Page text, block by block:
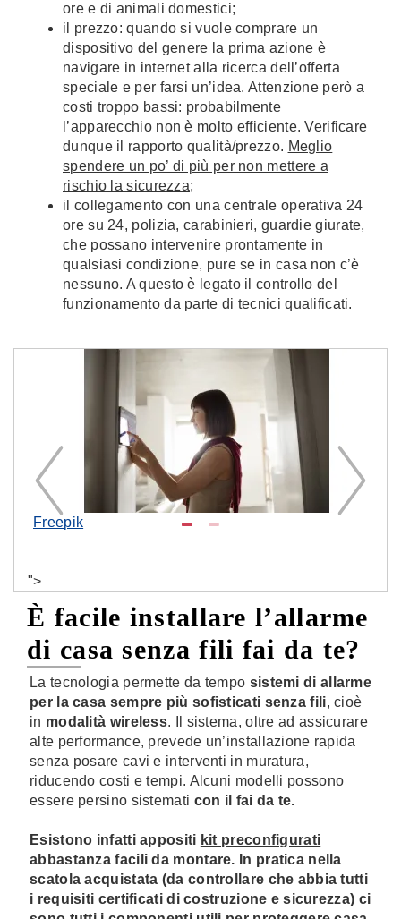
ore e di animali domestici;
il prezzo: quando si vuole comprare un
dispositivo del genere la prima azione è
navigare in internet alla ricerca dell’offerta
speciale e per farsi un’idea. Attenzione però a
costi troppo bassi: probabilmente
l’apparecchio non è molto efficiente. Verificare
dunque il rapporto qualità/prezzo. Meglio
spendere un po’ di più per non mettere a
rischio la sicurezza;
il collegamento con una centrale operativa 24
ore su 24, polizia, carabinieri, guardie giurate,
che possano intervenire prontamente in
qualsiasi condizione, pure se in casa non c’è
nessuno. A questo è legato il controllo del
funzionamento da parte di tecnici qualificati.
Freepik
">
È facile installare l’allarme
di casa senza fili fai da te?
La tecnologia permette da tempo sistemi di allarme
per la casa sempre più sofisticati senza fili, cioè
in modalità wireless. Il sistema, oltre ad assicurare
alte performance, prevede un’installazione rapida
senza posare cavi e interventi in muratura,
riducendo costi e tempi. Alcuni modelli possono
essere persino sistemati con il fai da te.
Esistono infatti appositi kit preconfigurati
abbastanza facili da montare. In pratica nella
scatola acquistata (da controllare che abbia tutti
i requisiti certificati di costruzione e sicurezza) ci